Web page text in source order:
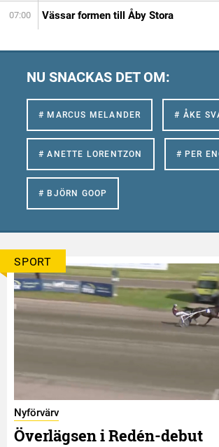
07:00 Vässar formen till Åby Stora
NU SNACKAS DET OM:
# MARCUS MELANDER # ÅKE
# ANETTE LORENTZON # PER
# BJÖRN GOOP
SPORT
Nyförvärv
Överlägsen i Redén-debut